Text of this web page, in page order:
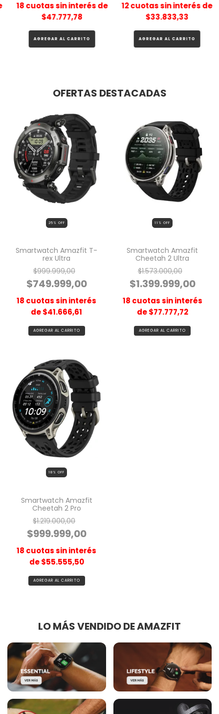
18cuotas sin interés de
$47.777,78
12cuotas sin interés de
$33.833,33
OFERTAS DESTACADAS
25 % OFF
Smartwatch Amazfit T-
rex Ultra
$999.999,00
$749.999,00
18 cuotas sin interés
de$41.666,61
11 % OFF
Smartwatch Amazfit
Cheetah 2 Ultra
$1.573.000,00
$1.399.999,00
18 cuotas sin interés
de$77.777,72
18 % OFF
Smartwatch Amazfit
Cheetah 2 Pro
$1.219.000,00
$999.999,00
18 cuotas sin interés
de$55.555,50
LO MÁS VENDIDO DE AMAZFIT